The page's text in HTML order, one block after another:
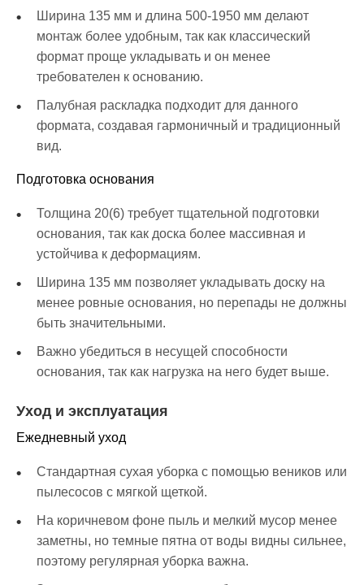
Ширина 135 мм и длина 500-1950 мм делают
монтаж более удобным, так как классический
формат проще укладывать и он менее
требователен к основанию.
Палубная раскладка подходит для данного
формата, создавая гармоничный и традиционный
вид.
Подготовка основания
Толщина 20(6) требует тщательной подготовки
основания, так как доска более массивная и
устойчива к деформациям.
Ширина 135 мм позволяет укладывать доску на
менее ровные основания, но перепады не должны
быть значительными.
Важно убедиться в несущей способности
основания, так как нагрузка на него будет выше.
Уход и эксплуатация
Ежедневный уход
Стандартная сухая уборка с помощью веников или
пылесосов с мягкой щеткой.
На коричневом фоне пыль и мелкий мусор менее
заметны, но темные пятна от воды видны сильнее,
поэтому регулярная уборка важна.